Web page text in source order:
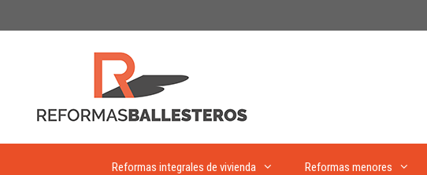
al
Reformas integrales de vivienda Reformas menores